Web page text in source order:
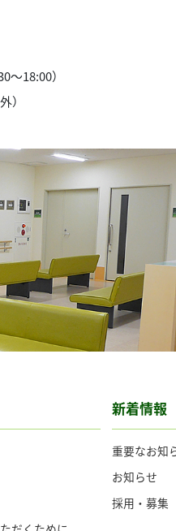
18:00）
）
新着情報
重要なお知
お知らせ
採用・募集